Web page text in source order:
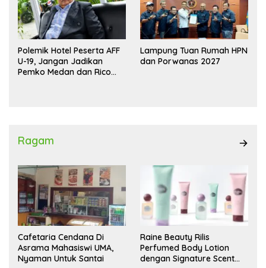
Polemik Hotel Peserta AFF
U-19, Jangan Jadikan
Pemko Medan dan Rico
Lampung Tuan Rumah HPN
dan Porwanas 2027
Ragam
Cafetaria Cendana Di
Asrama Mahasiswi UMA,
Nyaman Untuk Santai
Raine Beauty Rilis
Perfumed Body Lotion
dengan Signature Scent